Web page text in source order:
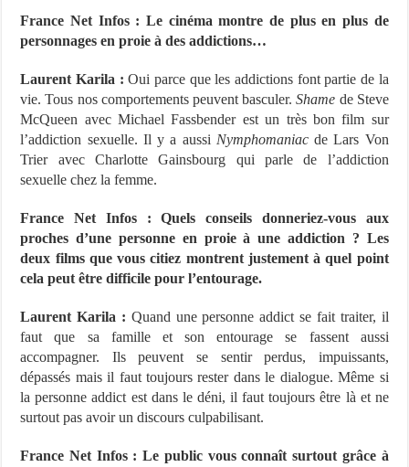
France Net Infos : Le cinéma montre de plus en plus de
personnages en proie à des addictions…
Laurent Karila : Oui parce que les addictions font partie de la
vie. Tous nos comportements peuvent basculer.Shame de Steve
McQueen avec Michael Fassbender est un très bon film sur
l’addiction sexuelle. Il y a aussi Nymphomaniacde Lars Von
Trier avec Charlotte Gainsbourg qui parle de l’addiction
sexuelle chez la femme.
France Net Infos : Quels conseils donneriez-vous aux
proches d’une personne en proie à une addiction ? Les
deux films que vous citiez montrent justement à quel point
cela peut être difficile pour l’entourage.
Laurent Karila : Quand une personne addict se fait traiter, il
faut que sa famille et son entourage se fassent aussi
accompagner. Ils peuvent se sentir perdus, impuissants,
dépassés mais il faut toujours rester dans le dialogue. Même si
la personne addict est dans le déni, il faut toujours être là et ne
surtout pas avoir un discours culpabilisant.
France Net Infos : Le public vous connaît surtout grâce à